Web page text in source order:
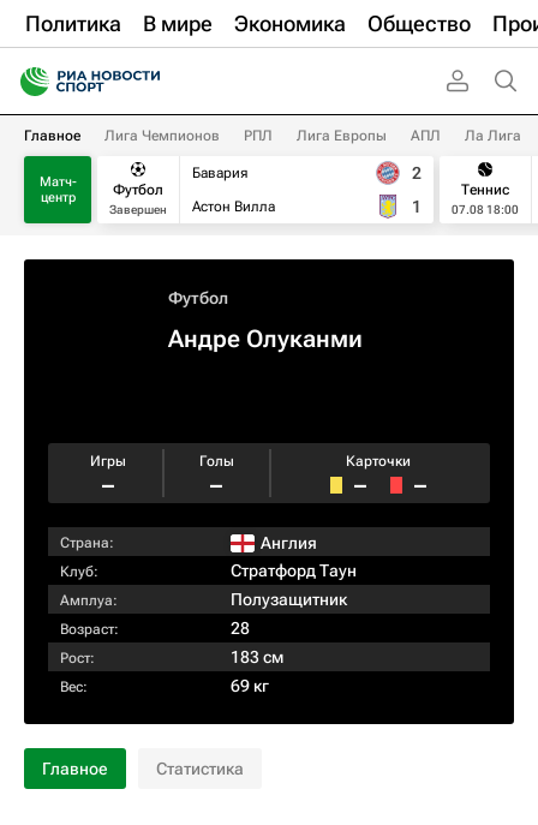
Политика В мире Экономика Общество
Главное Лига Чемпионов РПЛ Лига Европы АПЛ Ла Лига
Матч-
центр
Футбол
Завершен
Бавария
Астон Вилла
2
1
Теннис
07.08 18:00
Футбол
Андре Олуканми
Игры
–
Голы
–
Карточки
– –
Страна: Англия
Клуб: Стратфорд Таун
Амплуа: Полузащитник
Возраст: 28
Рост: 183 см
Вес: 69 кг
Главное Статистика